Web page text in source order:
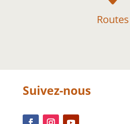
Routes
Suivez-nous